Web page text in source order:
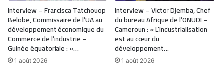
Interview – Francisca Tatchouop
Belobe, Commissaire de l’UA au
développement économique du
Commerce de l’industrie –
Guinée équatoriale : «…
1 août 2026
Interview – Victor Djemba, Chef
du bureau Afrique de l’ONUDI –
Cameroun : « L’industrialisation
est au cœur du
développement…
1 août 2026